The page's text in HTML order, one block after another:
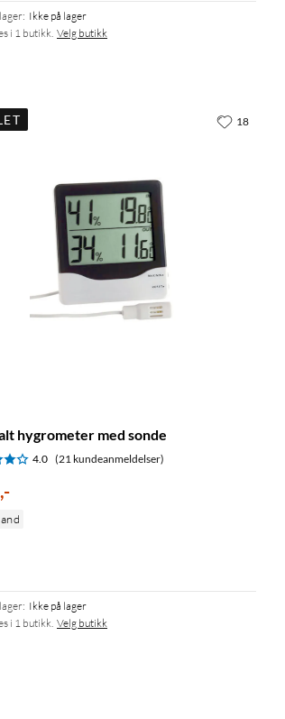
: Ikke på lager
i 1 butikk. Velg butikk
hygrometer med sonde
4.0 (21 kundeanmeldelser)
,-
: Ikke på lager
i 1 butikk. Velg butikk
18